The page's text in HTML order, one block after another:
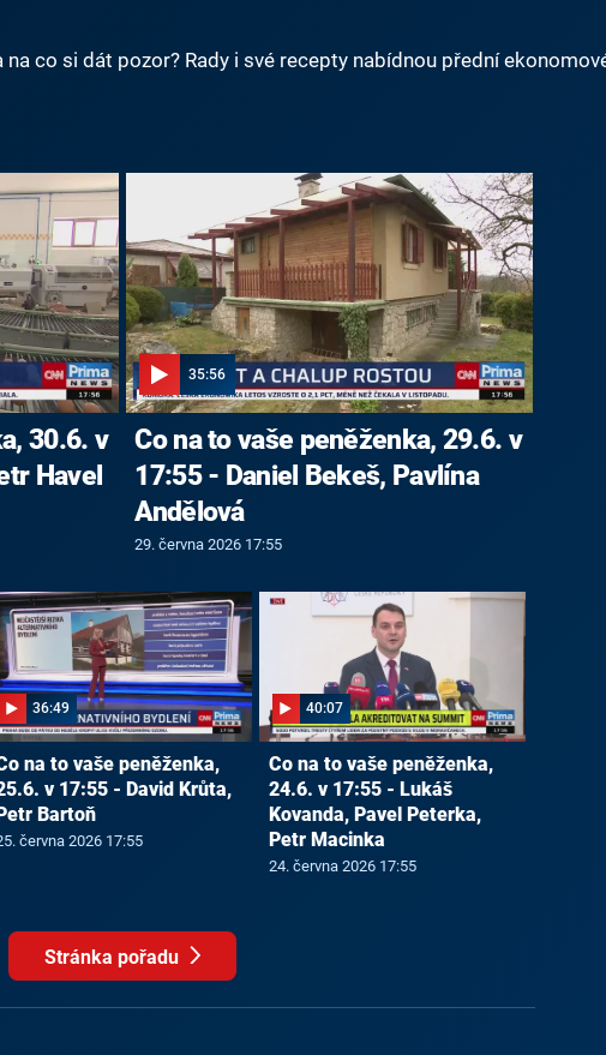
co si dát pozor? Rady i své recepty nabídnou přední
30.6. v
Havel
35:56
Co na to vaše peněženka, 29.6. v
17:55 - Daniel Bekeš, Pavlína
Andělová
29. června 2026 17:55
36:49
na to vaše peněženka,
v 17:55 - David Krůta,
Bartoň
června 2026 17:55
40:07
Co na to vaše peněženka,
24.6. v 17:55 - Lukáš
Kovanda, Pavel Peterka,
Petr Macinka
24. června 2026 17:55
Stránka pořadu